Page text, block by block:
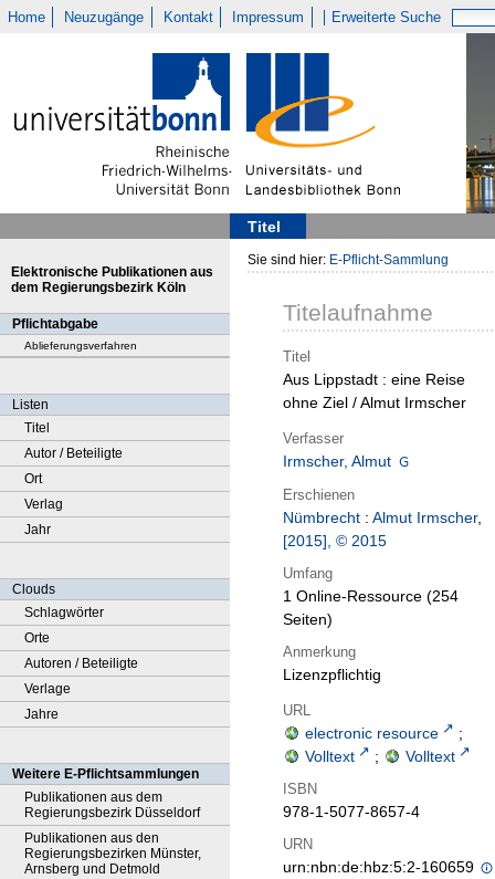
Home Neuzugänge Kontakt Impressum Erweiterte Suche
Titel
Elektronische Publikationen aus
dem Regierungsbezirk Köln
Pflichtabgabe
Ablieferungsverfahren
Listen
Titel
Autor / Beteiligte
Ort
Verlag
Jahr
Clouds
Schlagwörter
Orte
Autoren / Beteiligte
Verlage
Jahre
Weitere E-Pflichtsammlungen
Publikationen aus dem
Regierungsbezirk Düsseldorf
Publikationen aus den
Regierungsbezirken Münster,
Arnsberg und Detmold
Sie sind hier: E-Pflicht-Sammlung
Titelaufnahme
Titel
Aus Lippstadt : eine Reise
ohne Ziel / Almut Irmscher
Verfasser
Irmscher, Almut
Erschienen
Nümbrecht : Almut Irmscher,
[2015], © 2015
Umfang
1 Online-Ressource (254
Seiten)
Anmerkung
Lizenzpflichtig
URL
electronic resource
;
Volltext
; Volltext
ISBN
978-1-5077-8657-4
URN
urn:nbn:de:hbz:5:2-160659